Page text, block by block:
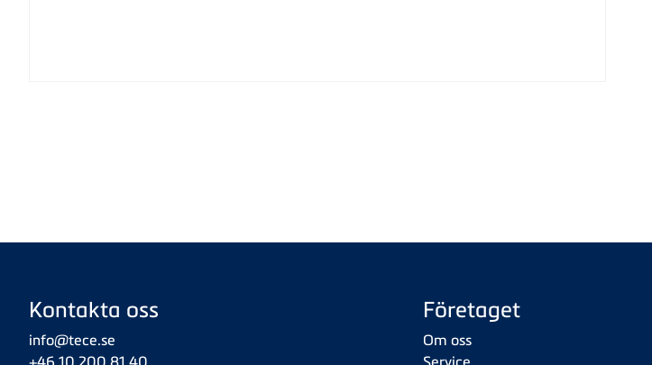
Kontakta oss
info@tece.se
Företaget
Om oss